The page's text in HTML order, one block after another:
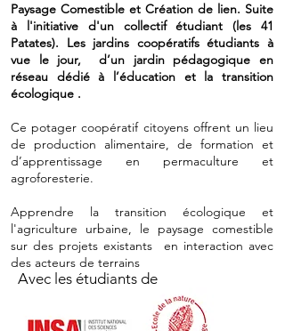
Paysage Comestible et Création de lien. Suite
à l'initiative d'un collectif étudiant (les 41
Patates). Les jardins coopératifs étudiants à
vue le jour, d’un jardin pédagogique en
réseau dédié à l’éducation et la transition
écologique .
Ce potager coopératif citoyens offrent un lieu
de production alimentaire, de formation et
d’apprentissage en permaculture et
agroforesterie.
Apprendre la transition écologique et
l'agriculture urbaine, le paysage comestible
sur des projets existants en interaction avec
des acteurs de terrains
Avec les étudiants de